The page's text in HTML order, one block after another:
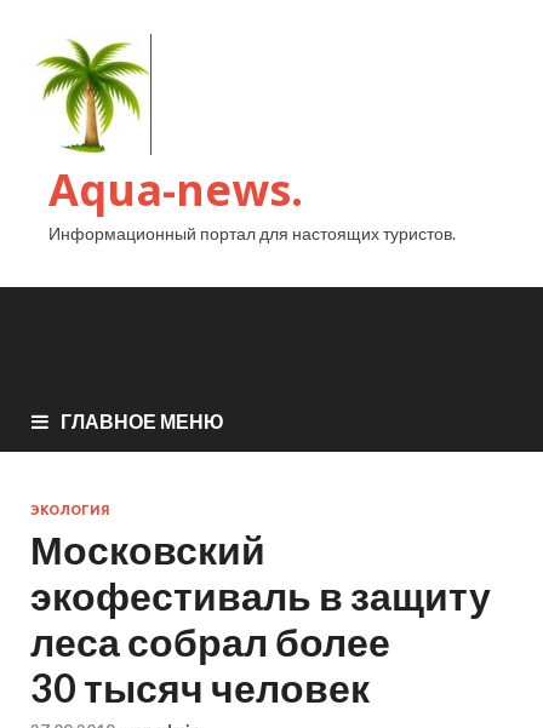
Aqua-news.
Информационный портал для настоящих туристов.
ГЛАВНОЕ МЕНЮ
ЭКОЛОГИЯ
Московский
экофестиваль в защиту
леса собрал более
30 тысяч человек